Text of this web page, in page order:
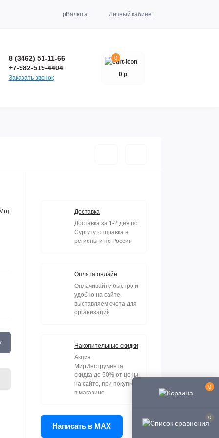
0
0
р Валюта Личный кабинет
8 (3462) 51-11-66
+7-982-519-4404
Заказать звонок
0
0 р
Доставка
Доставка за 1-2 дня по
Сургуту, отправка в
регионы и по России
Оплата онлайн
Оплачивайте быстро и
удобно на сайте,
выставляем счета для
организаций
Накопительные скидки
Акция
МирИнструмента
скидка до 50% от цены
на сайте, при покупке
в магазине
Написать в MAX